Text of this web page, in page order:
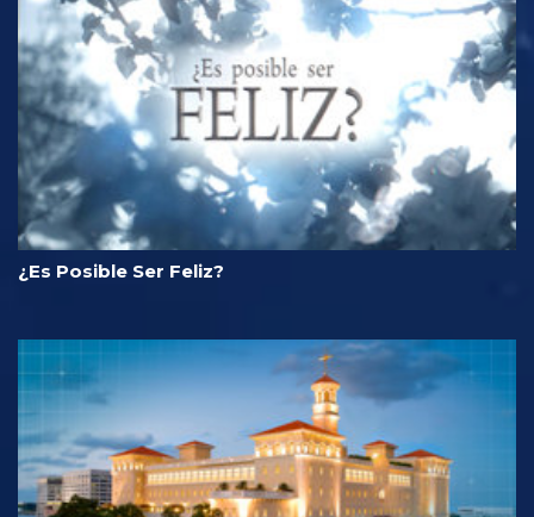
¿Es Posible Ser Feliz?